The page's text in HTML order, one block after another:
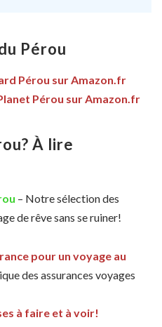
Pérou
Pérou sur Amazon.fr
Pérou sur Amazon.fr
À lire
– Notre sélection des
de rêve sans se ruiner!
pour un voyage au
des assurances voyages
à faire et à voir!